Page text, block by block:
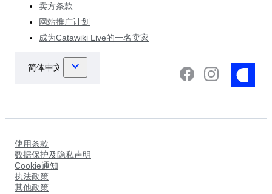
卖方条款
网站推广计划
成为Catawiki Live的一名卖家
使用条款
数据保护及隐私声明
Cookie通知
执法政策
其他政策